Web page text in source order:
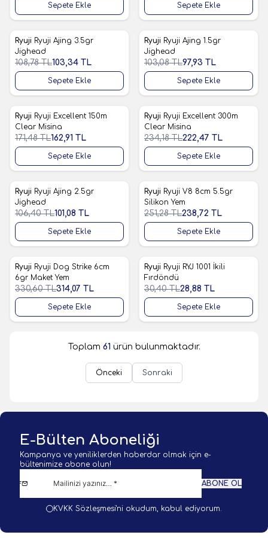
Sepete Ekle Sepete Ekle
%5
Favorilere Ekle
Ryuji Ryuji Ajing 3.5gr
Jighead
108,78TL103,34 TL
Sepete Ekle
%5
Favorilere Ekle
Ryuji Ryuji Ajing 1.5gr
Jighead
103,08TL97,93 TL
Sepete Ekle
%5
Favorilere Ekle
Ryuji Ryuji Excellent 150m
Clear Misina
171,48TL162,91 TL
Sepete Ekle
%5
Favorilere Ekle
Ryuji Ryuji Excellent 300m
Clear Misina
234,18TL222,47 TL
Sepete Ekle
%5
Favorilere Ekle
Ryuji Ryuji Ajing 2.5gr
Jighead
106,40TL101,08 TL
Sepete Ekle
%5
Favorilere Ekle
Ryuji Ryuji V8 8cm 5.5gr
Silikon Yem
251,28TL238,72 TL
Sepete Ekle
%5
Favorilere Ekle
Ryuji Ryuji Dog Strike 6cm
6gr Maket Yem
330,60TL314,07 TL
Sepete Ekle
%5
Favorilere Ekle
Ryuji Ryuji RYJ 1001 İkili
Fırdöndü
30,40TL28,88 TL
Sepete Ekle
Toplam 61 ürün bulunmaktadır.
Önceki Sonraki
E-Bülten Aboneliği
Kampanya ve yeniliklerden haberdar olmak için e-
bültenimize abone olun!
ABONE OL
KVKK Sözleşmesi'niokudum, kabul ediyorum.